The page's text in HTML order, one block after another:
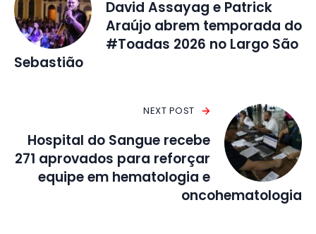
David Assayag e Patrick
Araújo abrem temporada do
#Toadas 2026 no Largo São
Sebastião
NEXT POST
Hospital do Sangue recebe
271 aprovados para reforçar
equipe em hematologia e
oncohematologia